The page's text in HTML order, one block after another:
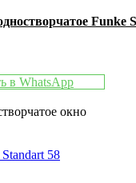
Funke
в WhatsApp
окно
58